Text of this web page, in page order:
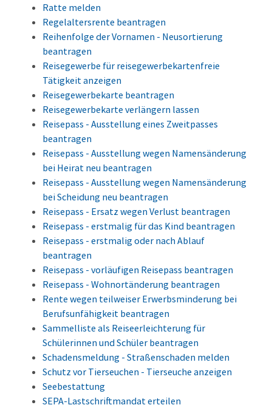
Ratte melden
Regelaltersrente beantragen
Reihenfolge der Vornamen - Neusortierung
beantragen
Reisegewerbe für reisegewerbekartenfreie
Tätigkeit anzeigen
Reisegewerbekarte beantragen
Reisegewerbekarte verlängern lassen
Reisepass - Ausstellung eines Zweitpasses
beantragen
Reisepass - Ausstellung wegen Namensänderung
bei Heirat neu beantragen
Reisepass - Ausstellung wegen Namensänderung
bei Scheidung neu beantragen
Reisepass - Ersatz wegen Verlust beantragen
Reisepass - erstmalig für das Kind beantragen
Reisepass - erstmalig oder nach Ablauf
beantragen
Reisepass - vorläufigen Reisepass beantragen
Reisepass - Wohnortänderung beantragen
Rente wegen teilweiser Erwerbsminderung bei
Berufsunfähigkeit beantragen
Sammelliste als Reiseerleichterung für
Schülerinnen und Schüler beantragen
Schadensmeldung - Straßenschaden melden
Schutz vor Tierseuchen - Tierseuche anzeigen
Seebestattung
SEPA-Lastschriftmandat erteilen